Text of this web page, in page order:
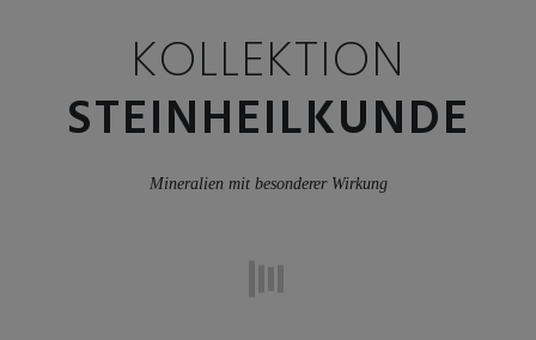
KOLLEKTION
STEINHEILKUNDE
Mineralien mit besonderer Wirkung